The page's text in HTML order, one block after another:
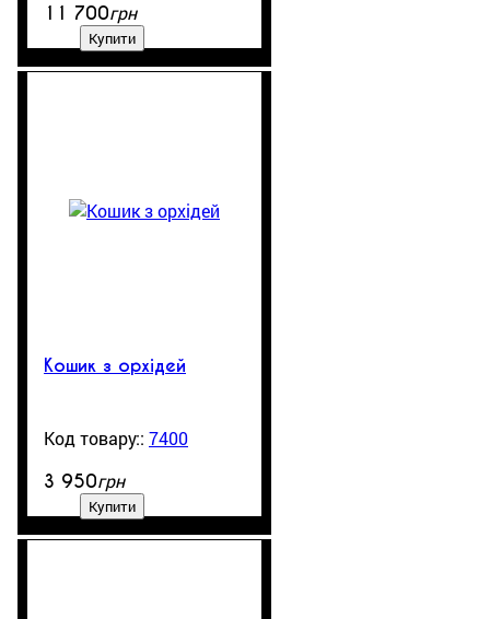
11 700грн
Купити
Кошик з орхідей
7400
3 950грн
Купити